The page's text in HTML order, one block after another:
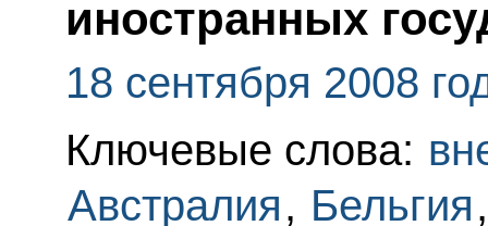
иностранных
18 сентября 2008
Ключевые слова:
Австралия, Бельгия